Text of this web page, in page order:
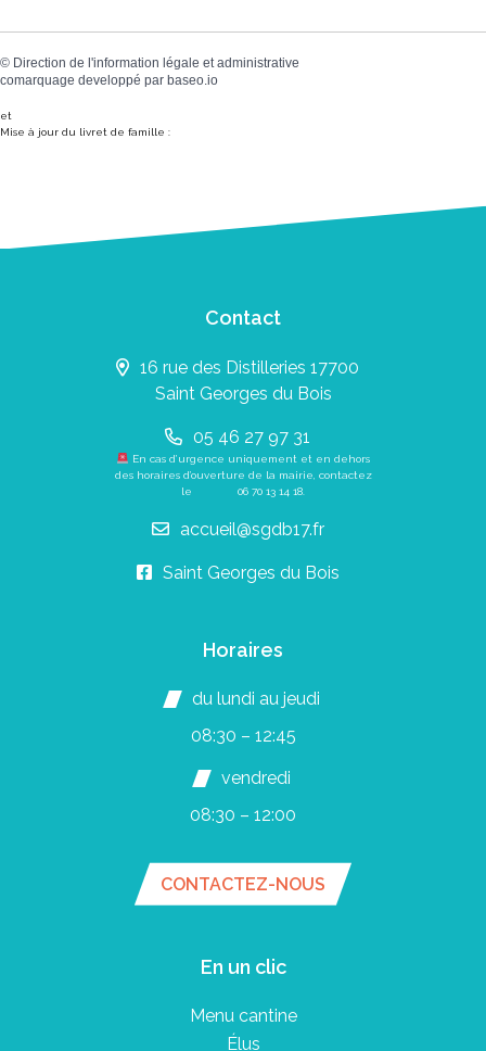
© Direction de l'information légale et administrative
comarquage developpé par baseo.io
et
Mise à jour du livret de famille :
Contact
16 rue des Distilleries 17700
Saint Georges du Bois
05 46 27 97 31
En cas d’urgence uniquement et en dehors
des horaires d’ouverture de la mairie, contactez
le 06 70 13 14 18.
accueil@sgdb17.fr
Saint Georges du Bois
Horaires
du lundi au jeudi
08:30 – 12:45
vendredi
08:30 – 12:00
CONTACTEZ-NOUS
En un clic
Menu cantine
Élus